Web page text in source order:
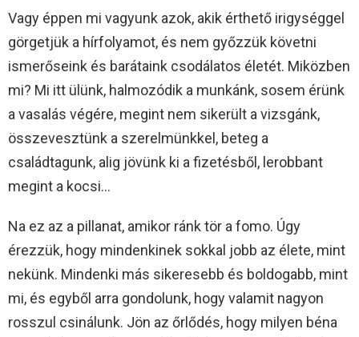
Vagy éppen mi vagyunk azok, akik érthető irigységgel
görgetjük a hírfolyamot, és nem győzzük követni
ismerőseink és barátaink csodálatos életét. Miközben
mi? Mi itt ülünk, halmozódik a munkánk, sosem érünk
a vasalás végére, megint nem sikerült a vizsgánk,
összevesztünk a szerelmünkkel, beteg a
családtagunk, alig jövünk ki a fizetésből, lerobbant
megint a kocsi…
Na ez az a pillanat, amikor ránk tör a fomo. Úgy
érezzük, hogy mindenkinek sokkal jobb az élete, mint
nekünk. Mindenki más sikeresebb és boldogabb, mint
mi, és egyből arra gondolunk, hogy valamit nagyon
rosszul csinálunk. Jön az őrlődés, hogy milyen béna